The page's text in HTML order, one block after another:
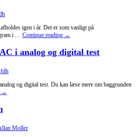
igen i år. Det er som vanligt på
i … Continue reading →
i analog og digital test
og digital test. Du kan læse mere om baggrunden
→
Moller